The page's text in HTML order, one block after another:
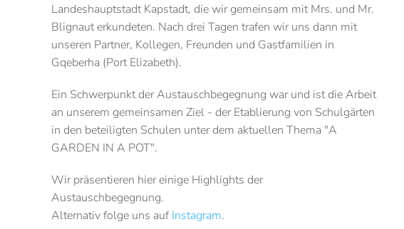
Landeshauptstadt Kapstadt, die wir gemeinsam mit Mrs. und Mr.
Blignaut erkundeten. Nach drei Tagen trafen wir uns dann mit
unseren Partner, Kollegen, Freunden und Gastfamilien in
Gqeberha (Port Elizabeth).
Ein Schwerpunkt der Austauschbegegnung war und ist die Arbeit
an unserem gemeinsamen Ziel - der Etablierung von Schulgärten
in den beteiligten Schulen unter dem aktuellen Thema "A
GARDEN IN A POT".
Wir präsentieren hier einige Highlights der
Austauschbegegnung.
Alternativ folge uns auf Instagram.